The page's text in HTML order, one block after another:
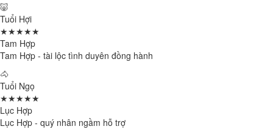
🐷
Tuổi Hợi
★★★★★
Tam Hợp
Tam Hợp - tài lộc tình duyên đồng hành
🐴
Tuổi Ngọ
★★★★★
Lục Hợp
Lục Hợp - quý nhân ngầm hỗ trợ